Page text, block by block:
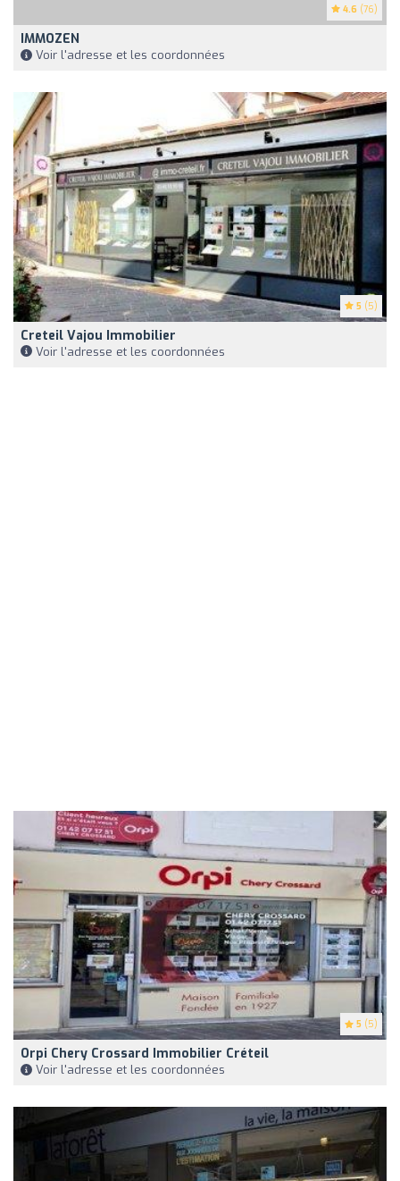
4.6 (76)
IMMOZEN
Voir l'adresse et les coordonnées
5 (5)
Creteil Vajou Immobilier
Voir l'adresse et les coordonnées
5 (5)
Orpi Chery Crossard Immobilier Créteil
Voir l'adresse et les coordonnées